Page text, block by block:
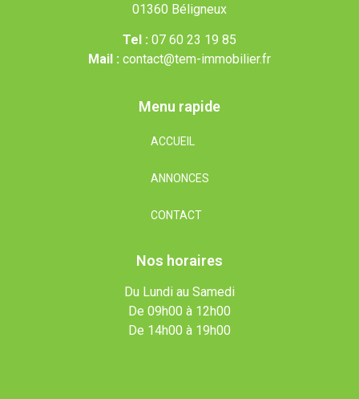
01360 Béligneux
Tel : 07 60 23 19 85
Mail : contact@tem-immobilier.fr
Menu rapide
ACCUEIL
ANNONCES
CONTACT
Nos horaires
Du Lundi au Samedi
De 09h00 à 12h00
De 14h00 à 19h00